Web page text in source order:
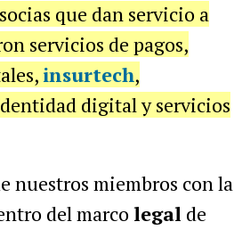
que dan servicio a
servicios de pagos,
insurtech,
digital y servicios
nuestros miembros con la
del marco legal de